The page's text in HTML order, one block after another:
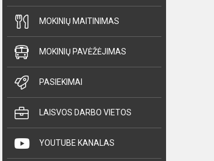
MOKINIŲ MAITINIMAS
MOKINIŲ PAVĖŽĖJIMAS
PASIEKIMAI
LAISVOS DARBO VIETOS
YOUTUBE KANALAS